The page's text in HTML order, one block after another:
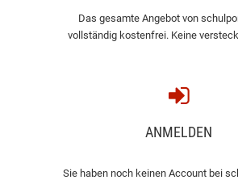
Das gesamte Angebot von
vollständig kostenfrei. Keine
ANMELDEN
Sie haben noch keinen Account bei